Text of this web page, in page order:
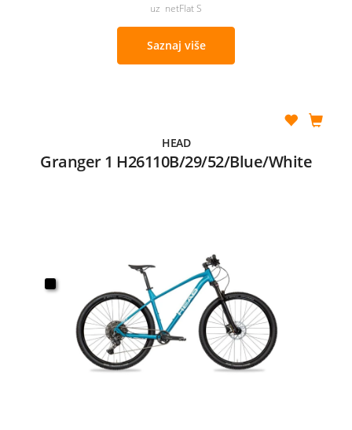
uz netFlat S
Saznaj više
HEAD
Granger 1 H26110B/29/52/Blue/White